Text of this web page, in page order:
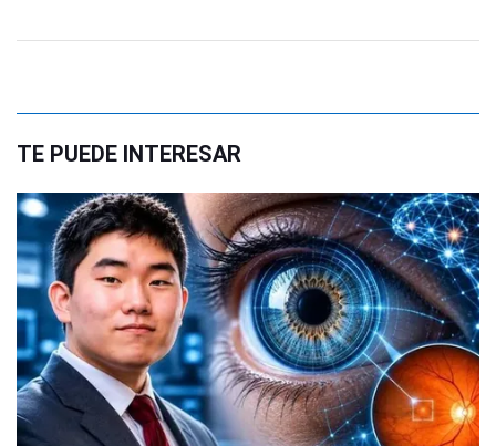
TE PUEDE INTERESAR